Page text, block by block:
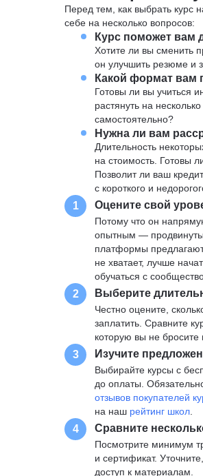
Перед тем, как выбрать курс
себе на несколько вопросов:
Курс поможет вам
Хотите ли вы сменить
он улучшить резюме и
Какой формат вам
Готовы ли вы учиться
растянуть на
самостоятельно?
Нужна ли вам
Длительность
на стоимость. Готовы
Позволит ли ваш
с короткого и
1 Оцените свой
Потому что он
опытным —
платформы предлагают
не хватает, лучше
обучаться с
2 Выберите
Честно оцените,
заплатить. Сравните
которую вы не бросите
3 Изучите
Выбирайте курсы с
до оплаты.
отзывов покупателей
на наш рейтинг школ
4 Сравните
Посмотрите минимум
и сертификат.
доступ к материалам.